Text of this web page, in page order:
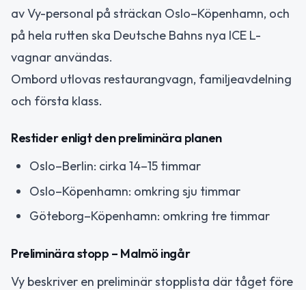
av Vy-personal på sträckan Oslo–Köpenhamn, och
på hela rutten ska Deutsche Bahns nya ICE L-
vagnar användas.
Ombord utlovas restaurangvagn, familjeavdelning
och första klass.
Restider enligt den preliminära planen
Oslo–Berlin: cirka 14–15 timmar
Oslo–Köpenhamn: omkring sju timmar
Göteborg–Köpenhamn: omkring tre timmar
Preliminära stopp – Malmö ingår
Vy beskriver en preliminär stopplista där tåget före